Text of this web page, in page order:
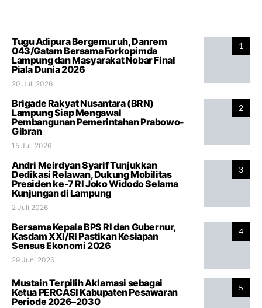
1
Tugu Adipura Bergemuruh, Danrem
043/Gatam Bersama Forkopimda
Lampung dan Masyarakat Nobar Final
Piala Dunia 2026
20 Juli 2026
2
Brigade Rakyat Nusantara (BRN)
Lampung Siap Mengawal
Pembangunan Pemerintahan Prabowo-
Gibran
15 Juli 2026
3
Andri Meirdyan Syarif Tunjukkan
Dedikasi Relawan, Dukung Mobilitas
Presiden ke-7 RI Joko Widodo Selama
Kunjungan di Lampung
2 Juli 2026
4
Bersama Kepala BPS RI dan Gubernur,
Kasdam XXI/RI Pastikan Kesiapan
Sensus Ekonomi 2026
29 Juni 2026
5
Mustain Terpilih Aklamasi sebagai
Ketua PERCASI Kabupaten Pesawaran
Periode 2026–2030